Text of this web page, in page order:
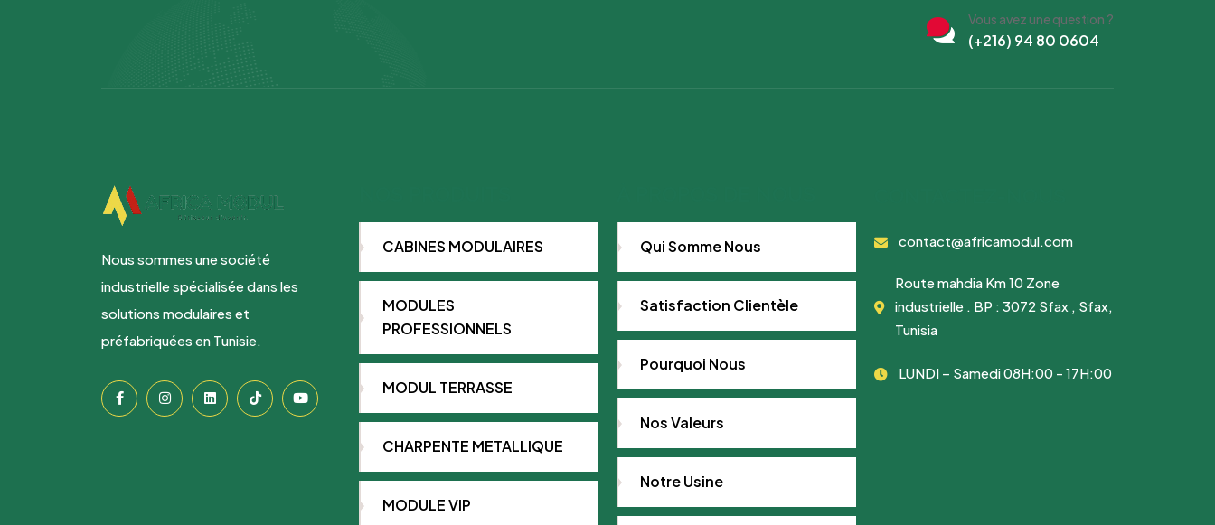
Vous avez une question ?
(+216) 94 80 0604
Nous sommes une société
industrielle spécialisée dans les
solutions modulaires et
préfabriquées en Tunisie.
CABINES MODULAIRES
MODULES
PROFESSIONNELS
MODUL TERRASSE
CHARPENTE METALLIQUE
MODULE VIP
Qui Somme Nous
Satisfaction Clientèle
Pourquoi Nous
Nos Valeurs
Notre Usine
contact@africamodul.com
Route mahdia Km 10 Zone
industrielle . BP : 3072 Sfax , Sfax,
Tunisia
LUNDI – Samedi 08H:00 - 17H:00